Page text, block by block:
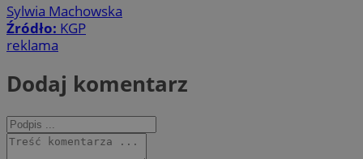
Sylwia Machowska
Źródło: KGP
reklama
Dodaj komentarz